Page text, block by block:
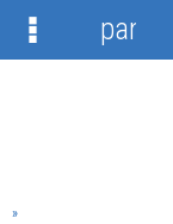
Menu
panel